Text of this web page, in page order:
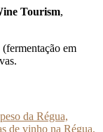
Tourism,
em